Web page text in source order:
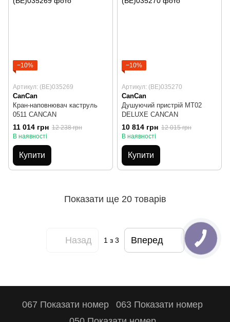
−10%
Артикул: (BE)035269
CanCan
Кран-наповнювач каструль
0511 CANCAN
11 014 грн 12 238 грн
В наявності
Купити
−10%
Артикул: (BE)035270
CanCan
Душуючий пристрій MT02
DELUXE CANCAN
10 814 грн 12 015 грн
В наявності
Купити
Показати ще 20 товарів
Назад 1з 3 Вперед
067 Показати номер
063 Показати номер